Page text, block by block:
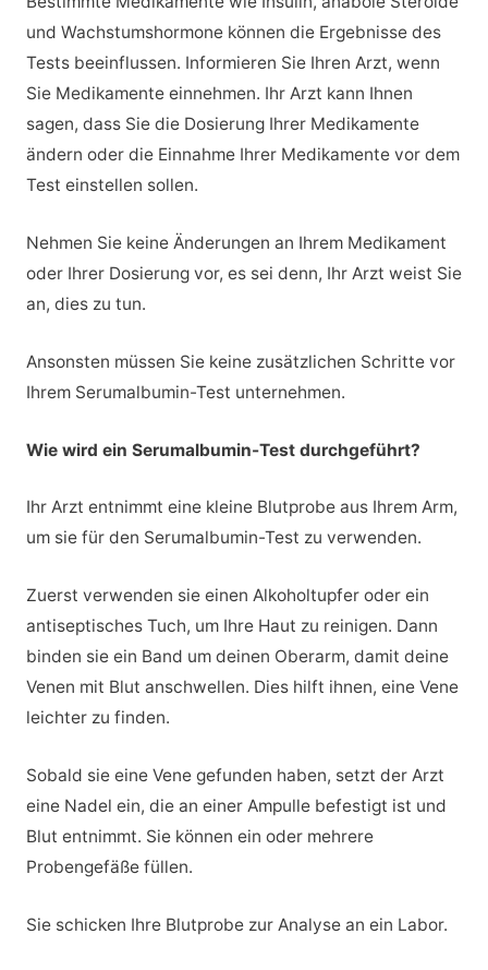
und Wachstumshormone können die Ergebnisse des
Tests beeinflussen. Informieren Sie Ihren Arzt, wenn
Sie Medikamente einnehmen. Ihr Arzt kann Ihnen
sagen, dass Sie die Dosierung Ihrer Medikamente
ändern oder die Einnahme Ihrer Medikamente vor dem
Test einstellen sollen.
Nehmen Sie keine Änderungen an Ihrem Medikament
oder Ihrer Dosierung vor, es sei denn, Ihr Arzt weist Sie
an, dies zu tun.
Ansonsten müssen Sie keine zusätzlichen Schritte vor
Ihrem Serumalbumin-Test unternehmen.
Wie wird ein Serumalbumin-Test durchgeführt?
Ihr Arzt entnimmt eine kleine Blutprobe aus Ihrem Arm,
um sie für den Serumalbumin-Test zu verwenden.
Zuerst verwenden sie einen Alkoholtupfer oder ein
antiseptisches Tuch, um Ihre Haut zu reinigen. Dann
binden sie ein Band um deinen Oberarm, damit deine
Venen mit Blut anschwellen. Dies hilft ihnen, eine Vene
leichter zu finden.
Sobald sie eine Vene gefunden haben, setzt der Arzt
eine Nadel ein, die an einer Ampulle befestigt ist und
Blut entnimmt. Sie können ein oder mehrere
Probengefäße füllen.
Sie schicken Ihre Blutprobe zur Analyse an ein Labor.